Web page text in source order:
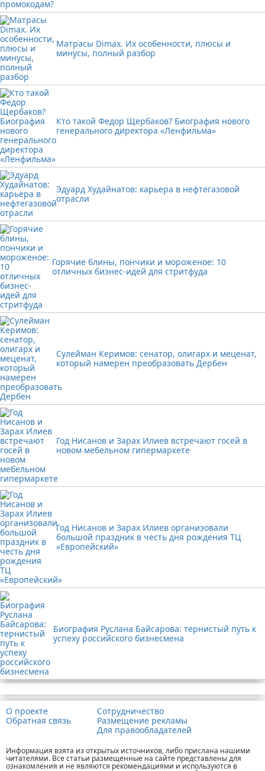
Матрасы Dimax. Их особенности, плюсы и
минусы, полный разбор
Кто такой Федор Щербаков? Биография нового
генерального директора «Ленфильма»
Эдуард Худайнатов: карьера в нефтегазовой
отрасли
Горячие блины, пончики и мороженое: 10
отличных бизнес-идей для стритфуда
Сулейман Керимов: сенатор, олигарх и меценат,
который намерен преобразовать Дербен
Год Нисанов и Зарах Илиев встречают госей в
новом мебельном гипермаркете
Год Нисанов и Зарах Илиев организовали
большой праздник в честь дня рождения ТЦ
«Европейский»
Биография Руслана Байсарова: тернистый путь к
успеху российского бизнесмена
О проекте
Обратная связь
Сотрудничество
Размещение рекламы
Для правообладателей
Информация взята из открытых источников, либо прислана нашими
читателями. Все статьи размещенные на сайте представлены для
ознакомления и не являются рекомендациями и используются в